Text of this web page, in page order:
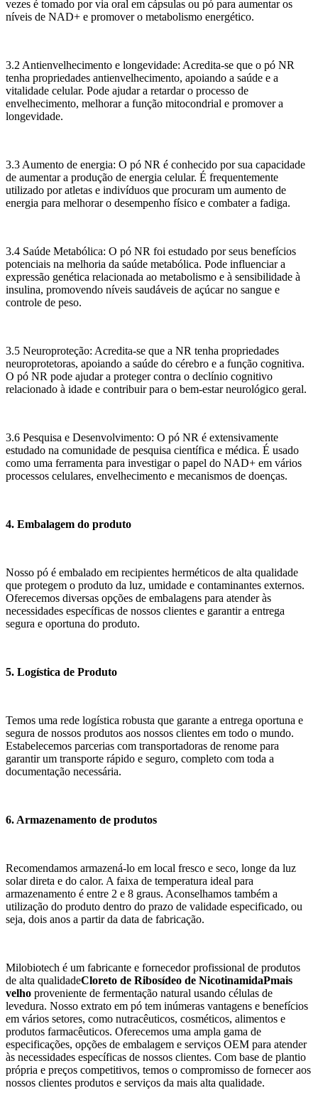
vezes é tomado por via oral em cápsulas ou pó para aumentar os
níveis de NAD+ e promover o metabolismo energético.
3.2 Antienvelhecimento e longevidade: Acredita-se que o pó NR
tenha propriedades antienvelhecimento, apoiando a saúde e a
vitalidade celular. Pode ajudar a retardar o processo de
envelhecimento, melhorar a função mitocondrial e promover a
longevidade.
3.3 Aumento de energia: O pó NR é conhecido por sua capacidade
de aumentar a produção de energia celular. É frequentemente
utilizado por atletas e indivíduos que procuram um aumento de
energia para melhorar o desempenho físico e combater a fadiga.
3.4 Saúde Metabólica: O pó NR foi estudado por seus benefícios
potenciais na melhoria da saúde metabólica. Pode influenciar a
expressão genética relacionada ao metabolismo e à sensibilidade à
insulina, promovendo níveis saudáveis ​​de açúcar no sangue e
controle de peso.
3.5 Neuroproteção: Acredita-se que a NR tenha propriedades
neuroprotetoras, apoiando a saúde do cérebro e a função cognitiva.
O pó NR pode ajudar a proteger contra o declínio cognitivo
relacionado à idade e contribuir para o bem-estar neurológico geral.
3.6 Pesquisa e Desenvolvimento: O pó NR é extensivamente
estudado na comunidade de pesquisa científica e médica. É usado
como uma ferramenta para investigar o papel do NAD+ em vários
processos celulares, envelhecimento e mecanismos de doenças.
4. Embalagem do produto
Nosso pó é embalado em recipientes herméticos de alta qualidade
que protegem o produto da luz, umidade e contaminantes externos.
Oferecemos diversas opções de embalagens para atender às
necessidades específicas de nossos clientes e garantir a entrega
segura e oportuna do produto.
5. Logística de Produto
Temos uma rede logística robusta que garante a entrega oportuna e
segura de nossos produtos aos nossos clientes em todo o mundo.
Estabelecemos parcerias com transportadoras de renome para
garantir um transporte rápido e seguro, completo com toda a
documentação necessária.
6. Armazenamento de produtos
Recomendamos armazená-lo em local fresco e seco, longe da luz
solar direta e do calor. A faixa de temperatura ideal para
armazenamento é entre 2 e 8 graus. Aconselhamos também a
utilização do produto dentro do prazo de validade especificado, ou
seja, dois anos a partir da data de fabricação.
Milobiotech é um fabricante e fornecedor profissional de produtos
de alta qualidadeCloreto de Ribosídeo de NicotinamidaPmais
velho proveniente de fermentação natural usando células de
levedura. Nosso extrato em pó tem inúmeras vantagens e benefícios
em vários setores, como nutracêuticos, cosméticos, alimentos e
produtos farmacêuticos. Oferecemos uma ampla gama de
especificações, opções de embalagem e serviços OEM para atender
às necessidades específicas de nossos clientes. Com base de plantio
própria e preços competitivos, temos o compromisso de fornecer aos
nossos clientes produtos e serviços da mais alta qualidade.